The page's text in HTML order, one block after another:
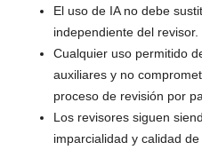
El uso de IA no debe
independiente del revisor.
Cualquier uso permitido
auxiliares y no
proceso de revisión por
Los revisores siguen
imparcialidad y calidad